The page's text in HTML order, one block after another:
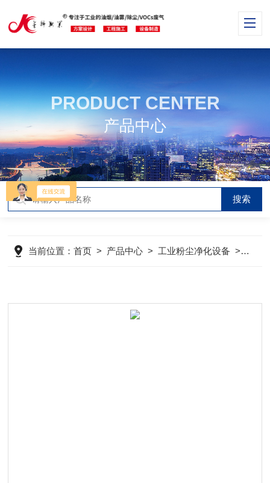
PRODUCT CENTER
产品中心
当前位置：首页 > 产品中心 > 工业粉尘净化设备 > 滤筒